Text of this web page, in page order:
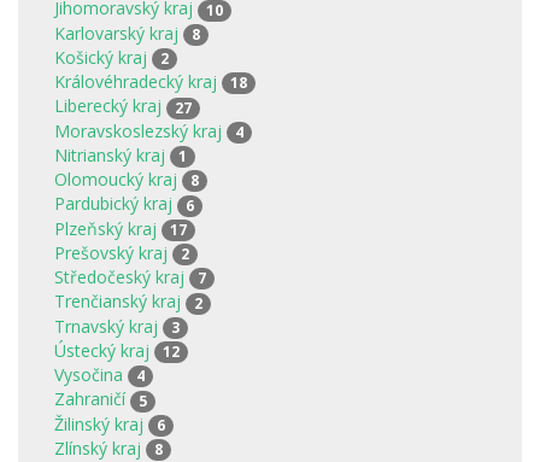
Jihomoravský kraj 10
Karlovarský kraj 8
Košický kraj 2
Královéhradecký kraj 18
Liberecký kraj 27
Moravskoslezský kraj 4
Nitrianský kraj 1
Olomoucký kraj 8
Pardubický kraj 6
Plzeňský kraj 17
Prešovský kraj 2
Středočeský kraj 7
Trenčianský kraj 2
Trnavský kraj 3
Ústecký kraj 12
Vysočina 4
Zahraničí 5
Žilinský kraj 6
Zlínský kraj 8